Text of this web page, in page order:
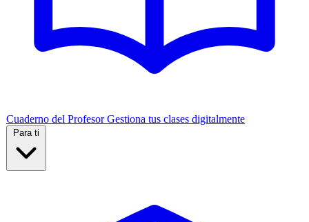
Cuaderno del Profesor Gestiona tus clases digitalmente